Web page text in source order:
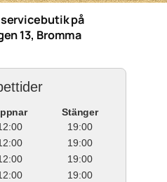
på
13, Bromma
Stänger
19:00
19:00
19:00
19:00